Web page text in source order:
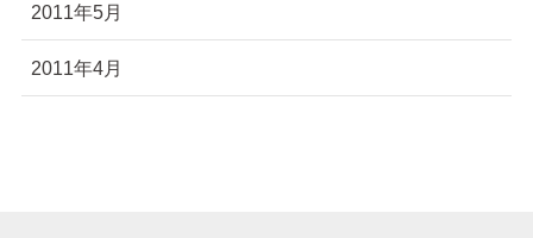
2011年5月
2011年4月